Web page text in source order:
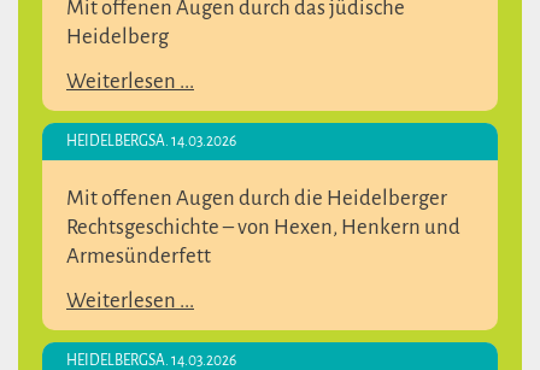
Mit offenen Augen durch das jüdische
Heidelberg
Weiterlesen ...
HEIDELBERGSA. 14.03.2026
Mit offenen Augen durch die Heidelberger
Rechtsgeschichte – von Hexen, Henkern und
Armesünderfett
Weiterlesen ...
HEIDELBERGSA. 14.03.2026